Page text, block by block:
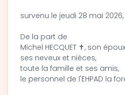
survenu le jeudi 28 mai
De la part de
Michel HECQUET ✝, son
ses neveux et nièces,
toute la famille et ses amis,
le personnel de l'EHPAD la